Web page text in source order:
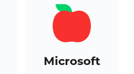
Microsoft